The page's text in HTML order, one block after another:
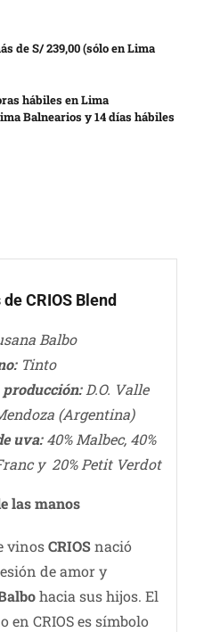
de S/ 239,00 (sólo en Lima
hábiles en Lima
Balnearios y 14 días hábiles
CRIOS Blend
Balbo
Tinto
D.O. Valle
(Argentina)
uva:40% Malbec, 40%
y 20% Petit Verdot
las manos
vinosCRIOSnació
de amor y
hacia sus hijos. El
en CRIOS es símbolo